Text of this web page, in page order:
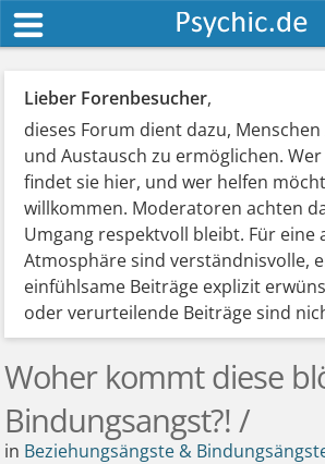
Lieber Forenbesucher,
dieses Forum dient dazu,
und Austausch zu ermöglichen.
findet sie hier, und wer helfen
willkommen. Moderatoren achten
Umgang respektvoll bleibt. Für eine
Atmosphäre sind verständnisvolle,
einfühlsame Beiträge explizit
oder verurteilende Beiträge sind
Woher kommt diese
Bindungsangst?! /
in Beziehungsängste &